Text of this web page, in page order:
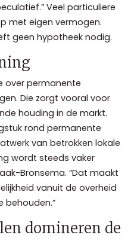
Veel particuliere
met eigen vermogen.
geen hypotheek nodig.
over permanente
Die zorgt vooral voor
houding in de markt.
rond permanente
van betrokken lokale
wordt steeds vaker
Bronsema. “Dat maakt
vanuit de overheid
behouden.”
domineren de